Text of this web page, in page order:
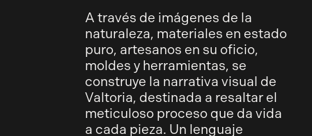
A través de imágenes de la
naturaleza, materiales en estado
puro, artesanos en su oficio,
moldes y herramientas, se
construye la narrativa visual de
Valtoria, destinada a resaltar el
meticuloso proceso que da vida
a cada pieza. Un lenguaje